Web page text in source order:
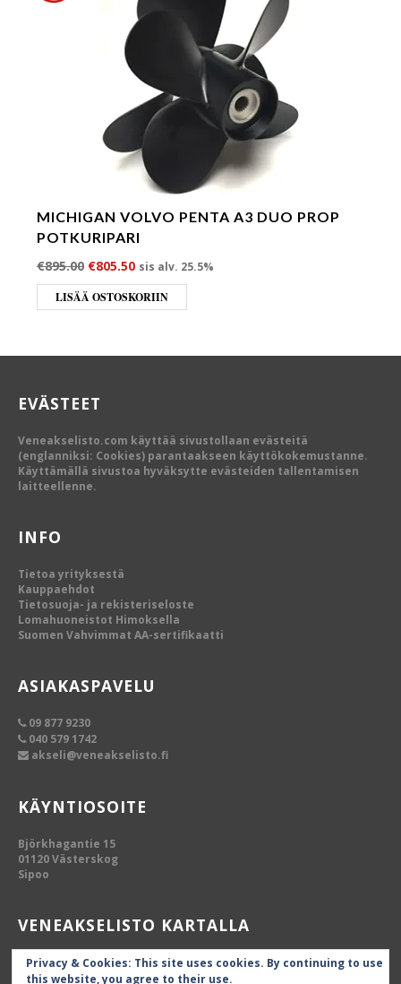
MICHIGAN VOLVO PENTA A3 DUO PROP
POTKURIPARI
€895.00 Alkuperäinen hinta oli: €895.00.
€805.50Nykyinen hinta on: €805.50.
sis alv. 25.5%
LISÄÄ OSTOSKORIIN
EVÄSTEET
Veneakselisto.com käyttää sivustollaan evästeitä
(englanniksi: Cookies) parantaakseen käyttökokemustanne.
Käyttämällä sivustoa hyväksytte evästeiden tallentamisen
laitteellenne.
INFO
Tietoa yrityksestä
Kauppaehdot
Tietosuoja- ja rekisteriseloste
Lomahuoneistot Himoksella
Suomen Vahvimmat AA-sertifikaatti
ASIAKASPAVELU
09 877 9230
040 579 1742
akseli@veneakselisto.fi
KÄYNTIOSOITE
Björkhagantie 15
01120 Västerskog
Sipoo
VENEAKSELISTO KARTALLA
Privacy & Cookies: This site uses cookies. By continuing to use
this website, you agree to their use.